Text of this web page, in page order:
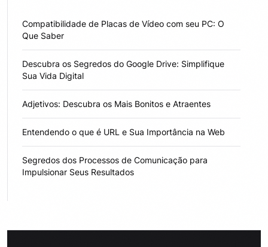
Compatibilidade de Placas de Vídeo com seu PC: O
Que Saber
Descubra os Segredos do Google Drive: Simplifique
Sua Vida Digital
Adjetivos: Descubra os Mais Bonitos e Atraentes
Entendendo o que é URL e Sua Importância na Web
Segredos dos Processos de Comunicação para
Impulsionar Seus Resultados